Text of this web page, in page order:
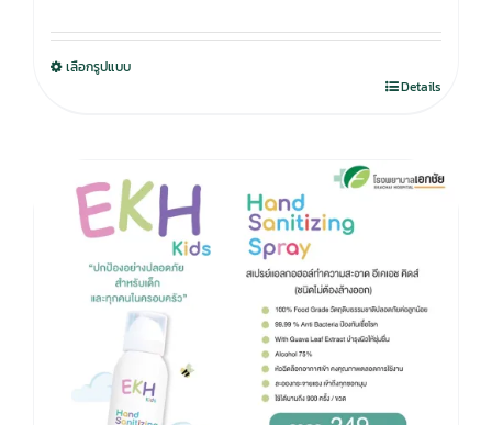
was:
750.00฿.
is:
เลือกรูปแบบ
Details